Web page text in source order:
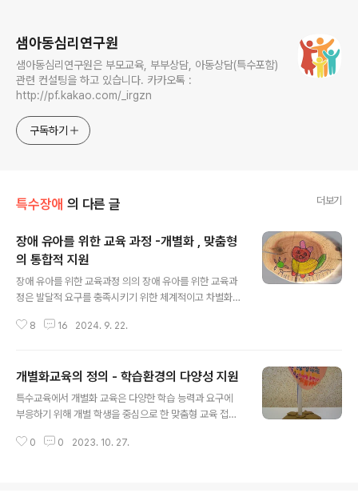
샘아동심리연구원
샘아동심리연구원은 부모교육, 부부상담, 아동상담(특수포함)
관련 컨설팅을 하고 있습니다. 카카오톡 :
http://pf.kakao.com/_irgzn
구독하기
특수장애 의 다른 글 더보기
장애 유아를 위한 교육 과정 -개별화 , 맞춤형
의 통합적 지원
장애 유아를 위한 교육과정 의의 장애 유아를 위한 교육과
정은 발달적 요구를 충족시키기 위한 체계적이고 차별화된
유아와 달리, 장애 유아는 발달 과정에서 다양한 어려움과
그들이 각자의 잠재력을 최대한 발휘하고, 자립적인 생활
을 영위할 수 있도록 돕는 것을 목표로 한다. 1) 발달 수
준 장애 유아의 교육과정은 유아의 발달 수준을 세심하게
한 교수 전략과 도구를 통해 교육이 진행된다. 이러한 교육
8 16 2024. 9. 22.
개별화교육의 정의 - 학습환경의 다양성 지원
특수교육에서 개별화 교육은 다양한 학습 능력과 요구에
부응하기 위해 개별 학생을 중심으로 한 맞춤형 교육 접근
하는 학생들과는 다르게, 학습 어려움, 발달 지체, 장애, 학
0 0 2023. 10. 27.